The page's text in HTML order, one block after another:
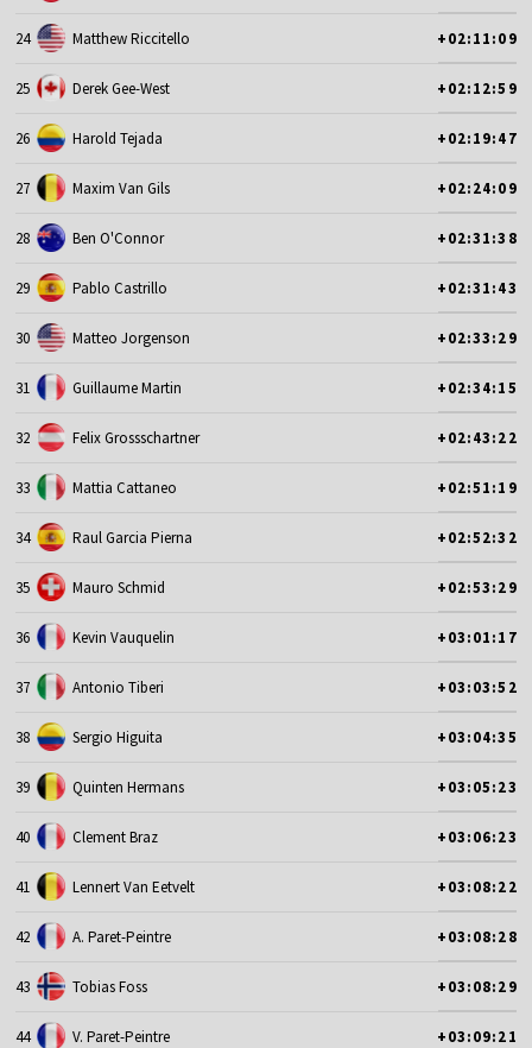
24 Matthew Riccitello +02:11:09
25 Derek Gee-West +02:12:59
26 Harold Tejada +02:19:47
27 Maxim Van Gils +02:24:09
28 Ben O'Connor +02:31:38
29 Pablo Castrillo +02:31:43
30 Matteo Jorgenson +02:33:29
31 Guillaume Martin +02:34:15
32 Felix Grossschartner +02:43:22
33 Mattia Cattaneo +02:51:19
34 Raul Garcia Pierna +02:52:32
35 Mauro Schmid +02:53:29
36 Kevin Vauquelin +03:01:17
37 Antonio Tiberi +03:03:52
38 Sergio Higuita +03:04:35
39 Quinten Hermans +03:05:23
40 Clement Braz +03:06:23
41 Lennert Van Eetvelt +03:08:22
42 A. Paret-Peintre +03:08:28
43 Tobias Foss +03:08:29
44 V. Paret-Peintre +03:09:21